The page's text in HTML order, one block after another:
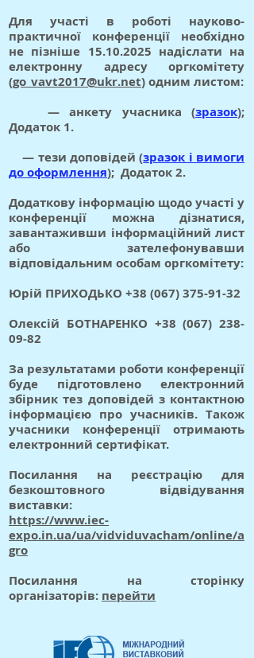
Для участі в роботі науково-
практичної конференції необхідно
не пізніше 15.10.2025 надіслати на
електронну адресу оргкомітету
(go_vavt2017@ukr.net) одним листом:
— анкету учасника (зразок);
Додаток 1.
— тези доповідей (зразок і вимоги
до оформлення); Додаток 2.
Додаткову інформацію щодо участі у
конференції можна дізнатися,
завантаживши інформаційний лист
або зателефонувавши
відповідальним особам оргкомітету:
Юрій ПРИХОДЬКО +38 (067) 375-91-32
Олексій БОТНАРЕНКО +38 (067) 238-
09-82
За результатами роботи конференції
буде підготовлено електронний
збірник тез доповідей з контактною
інформацією про учасників. Також
учасники конференції отримають
електронний сертифікат.
Посилання на реєстрацію для
безкоштовного відвідування
виставки:
https://www.iec-
expo.in.ua/ua/vidviduvacham/online/a
gro
Посилання на сторінку
організаторів: перейти